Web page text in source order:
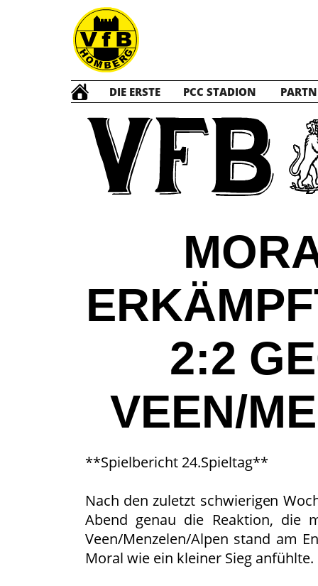
DIE ERSTE PCC STADION
2:2
VEEN/
**Spielbericht 24.Spieltag**
Nach den zuletzt schwierigen
Abend genau die Reaktion, die
Veen/Menzelen/Alpen stand am
Moral wie ein kleiner Sieg anfühlte.